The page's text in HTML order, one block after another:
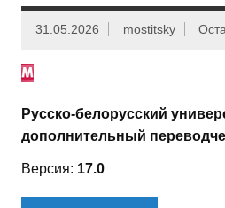
31.05.2026 mostitsky
Русско-белорусский
дополнительный
Версия: 17.0